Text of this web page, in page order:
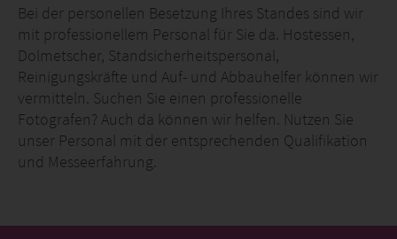
Bei der personellen Besetzung Ihres Standes sind wir
mit professionellem Personal für Sie da. Hostessen,
Dolmetscher, Standsicherheitspersonal,
Reinigungskräfte und Auf- und Abbauhelfer können wir
vermitteln. Suchen Sie einen professionelle
Fotografen? Auch da können wir helfen. Nutzen Sie
unser Personal mit der entsprechenden Qualifikation
und Messeerfahrung.